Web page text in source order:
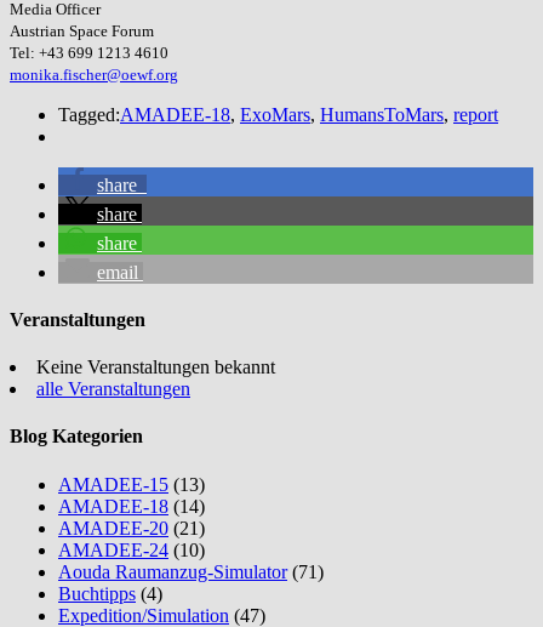
Media Officer
Austrian Space Forum
Tel: +43 699 1213 4610
monika.fischer@oewf.org
Tagged:AMADEE-18, ExoMars, HumansToMars, report
share
share
share
email
Veranstaltungen
Keine Veranstaltungen bekannt
alle Veranstaltungen
Blog Kategorien
AMADEE-15 (13)
AMADEE-18 (14)
AMADEE-20 (21)
AMADEE-24 (10)
Aouda Raumanzug-Simulator(71)
Buchtipps (4)
Expedition/Simulation (47)